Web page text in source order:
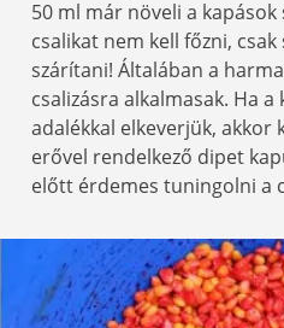
50 ml már növeli a kapások
csalikat nem kell főzni,
szárítani! Általában a
csalizásra alkalmasak. Ha
adalékkal elkeverjük, akkor
erővel rendelkező dipet
előtt érdemes tuningolni a